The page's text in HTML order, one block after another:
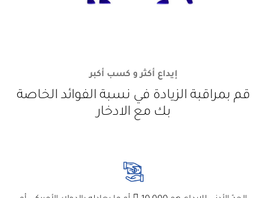
إيداع أكثر و كسب أكبر
قم بمراقبة الزيادة في نسبة الفوائد الخاصة
بك مع الادخار